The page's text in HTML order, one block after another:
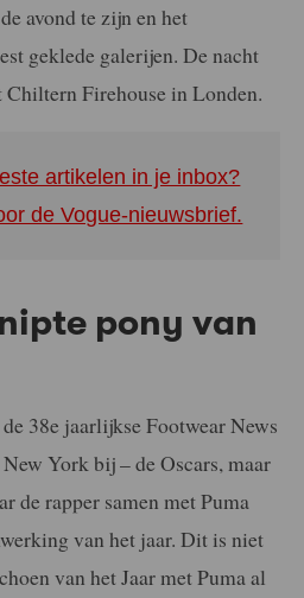
avond te zijn en het
geklede galerijen. De nacht
Firehouse in Londen.
artikelen in je inbox?
de Vogue-nieuwsbrief.
pony van
38e jaarlijkse Footwear News
York bij – de Oscars, maar
de rapper samen met Puma
van het jaar. Dit is niet
van het Jaar met Puma al